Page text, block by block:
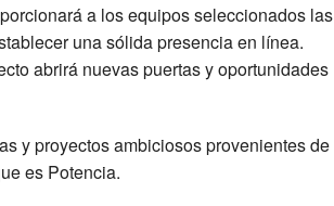
a los equipos seleccionados las
una sólida presencia en línea.
abrirá nuevas puertas y oportunidades
y proyectos ambiciosos provenientes de
es Potencia.